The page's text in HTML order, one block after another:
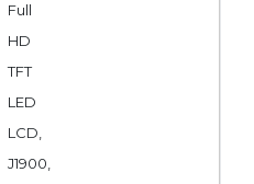
Full
HD
TFT
LED
LCD,
J1900,